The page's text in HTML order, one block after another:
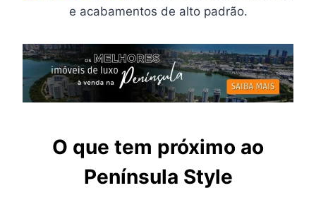
e acabamentos de alto padrão.
O que tem próximo ao
Península Style